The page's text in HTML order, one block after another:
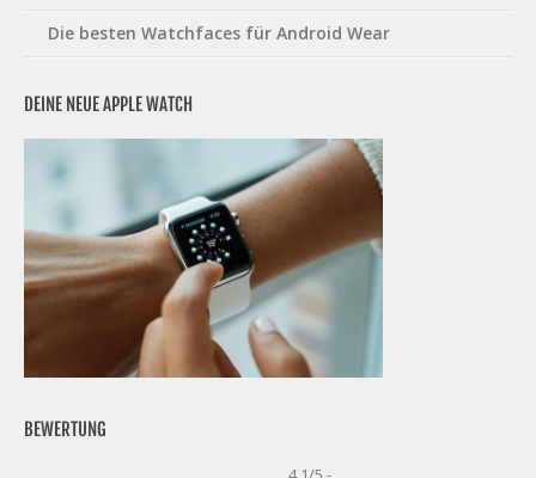
Die besten Watchfaces für Android Wear
DEINE NEUE APPLE WATCH
BEWERTUNG